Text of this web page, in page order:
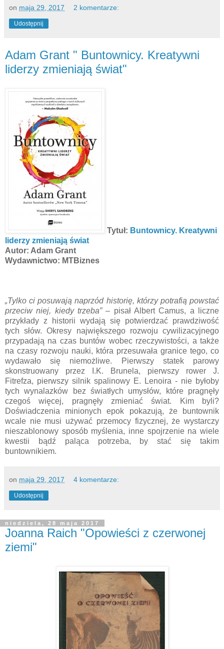
on maja 29, 2017 2 komentarze:
Udostępnij
Adam Grant " Buntownicy. Kreatywni
liderzy zmieniają świat"
Tytuł: Buntownicy. Kreatywni
liderzy zmieniają świat
Autor: Adam Grant
Wydawnictwo: MTBiznes
„Tylko ci posuwają naprzód historię, którzy potrafią powstać
przeciw niej, kiedy trzeba”– pisał Albert Camus, a liczne
przykłady z historii wydają się potwierdzać prawdziwość
tych słów. Okresy największego rozwoju cywilizacyjnego
przypadają na czas buntów wobec rzeczywistości, a także
na czasy rozwoju nauki, która przesuwała granice tego, co
wydawało się niemożliwe. Pierwszy statek parowy
skonstruowany przez I.K. Brunela, pierwszy rower J.
Fitrefza, pierwszy silnik spalinowy E. Lenoira - nie byłoby
tych wynalazków bez światłych umysłów, które pragnęły
czegoś więcej, pragnęły zmieniać świat. Kim byli?
Doświadczenia minionych epok pokazują, że buntownik
wcale nie musi używać przemocy fizycznej, że wystarczy
nieszablonowy sposób myślenia, inne spojrzenie na wiele
kwestii bądź paląca potrzeba, by stać się takim
buntownikiem.
on maja 29, 2017 4 komentarze:
Udostępnij
niedziela, 28 maja 2017
Joanna Raich "Opowieści z czerwonej
ziemi"